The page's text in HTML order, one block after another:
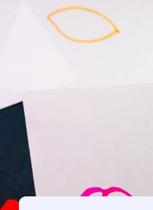
Chi siamo
International Baccalaureate
Early Years
Elementary School